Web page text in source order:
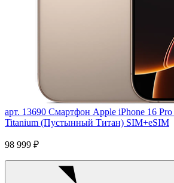
арт. 13690 Смартфон Apple iPhone 16
Titanium (Пустынный Титан) SIM+eSIM
98 999 ₽